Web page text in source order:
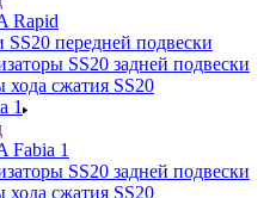
Rapid
SS20 передней подвески
SS20 задней подвески
хода сжатия SS20
1
Fabia 1
SS20 задней подвески
хода сжатия SS20